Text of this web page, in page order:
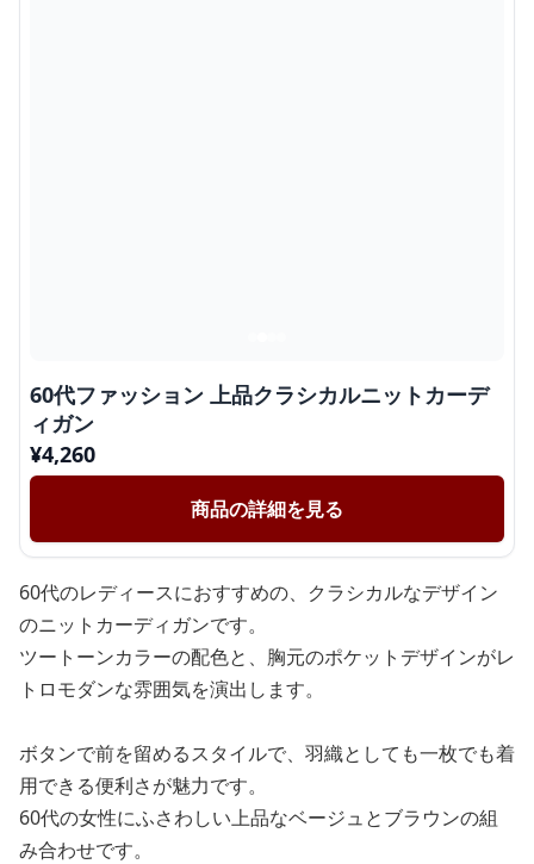
60代ファッション 上品クラシカルニットカーデ
ィガン
¥4,260
商品の詳細を見る
60代のレディースにおすすめの、クラシカルなデザイン
のニットカーディガンです。
ツートーンカラーの配色と、胸元のポケットデザインがレ
トロモダンな雰囲気を演出します。
ボタンで前を留めるスタイルで、羽織としても一枚でも着
用できる便利さが魅力です。
60代の女性にふさわしい上品なベージュとブラウンの組
み合わせです。